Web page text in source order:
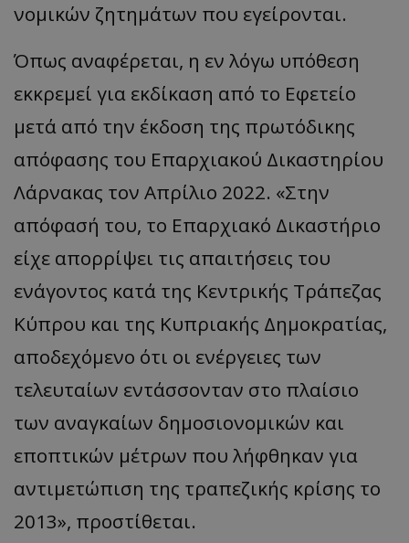
νομικών ζητημάτων που εγείρονται.
Όπως αναφέρεται, η εν λόγω υπόθεση
εκκρεμεί για εκδίκαση από το Εφετείο
μετά από την έκδοση της πρωτόδικης
απόφασης του Επαρχιακού Δικαστηρίου
Λάρνακας τον Απρίλιο 2022. «Στην
απόφασή του, το Επαρχιακό Δικαστήριο
είχε απορρίψει τις απαιτήσεις του
ενάγοντος κατά της Κεντρικής Τράπεζας
Κύπρου και της Κυπριακής Δημοκρατίας,
αποδεχόμενο ότι οι ενέργειες των
τελευταίων εντάσσονταν στο πλαίσιο
των αναγκαίων δημοσιονομικών και
εποπτικών μέτρων που λήφθηκαν για
αντιμετώπιση της τραπεζικής κρίσης το
2013», προστίθεται.